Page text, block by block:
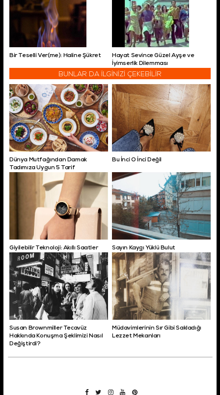
Bir Teselli Ver(me): Haline Şükret
Hayat Sevince Güzel Ayşe ve
İyimserlik Dilemması
BUNLAR DA İLGİNİZİ ÇEKEBİLİR
Dünya Mutfağından Damak
Tadımıza Uygun 5 Tarif
Bu İnci O İnci Değil
Giyilebilir Teknoloji: Akıllı Saatler Sayın Kaygı Yüklü Bulut
Susan Brownmiller Tecavüz
Hakkında Konuşma Şeklimizi Nasıl
Değiştirdi?
Müdavimlerinin Sır Gibi Sakladığı
Lezzet Mekanları